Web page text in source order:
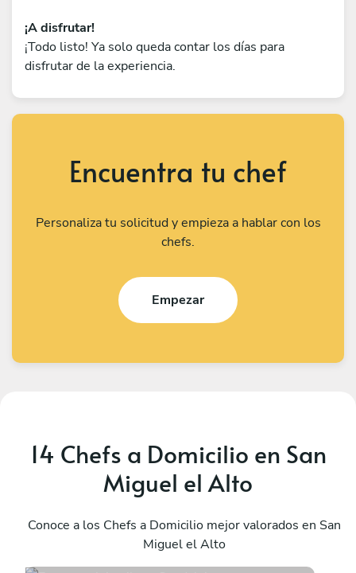
¡A disfrutar!
¡Todo listo! Ya solo queda contar los días para
disfrutar de la experiencia.
Encuentra tu chef
Personaliza tu solicitud y empieza a hablar con los
chefs.
Empezar
14 Chefs a Domicilio en San
Miguel el Alto
Conoce a los Chefs a Domicilio mejor valorados en San
Miguel el Alto
Emmanuel Aguilera
Guadalajara
46 servicios